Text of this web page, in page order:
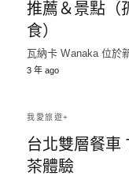
推薦＆景點（
食）
瓦納卡 Wanaka 位於
3 年 ago
我愛旅遊+
台北雙層餐車
茶體驗